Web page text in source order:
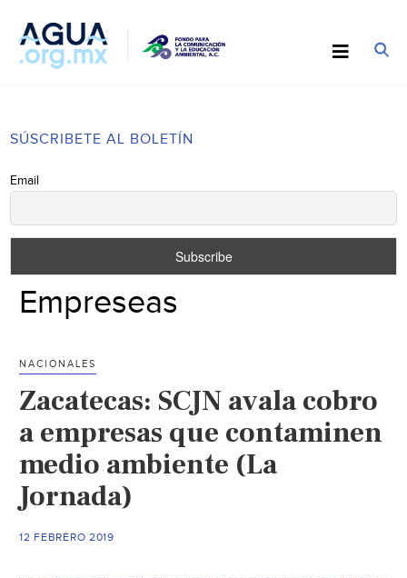
SÚSCRIBETE AL BOLETÍN
Email
Empreseas
NACIONALES
Zacatecas: SCJN avala cobro
a empresas que contaminen
medio ambiente (La
Jornada)
12 FEBRERO 2019